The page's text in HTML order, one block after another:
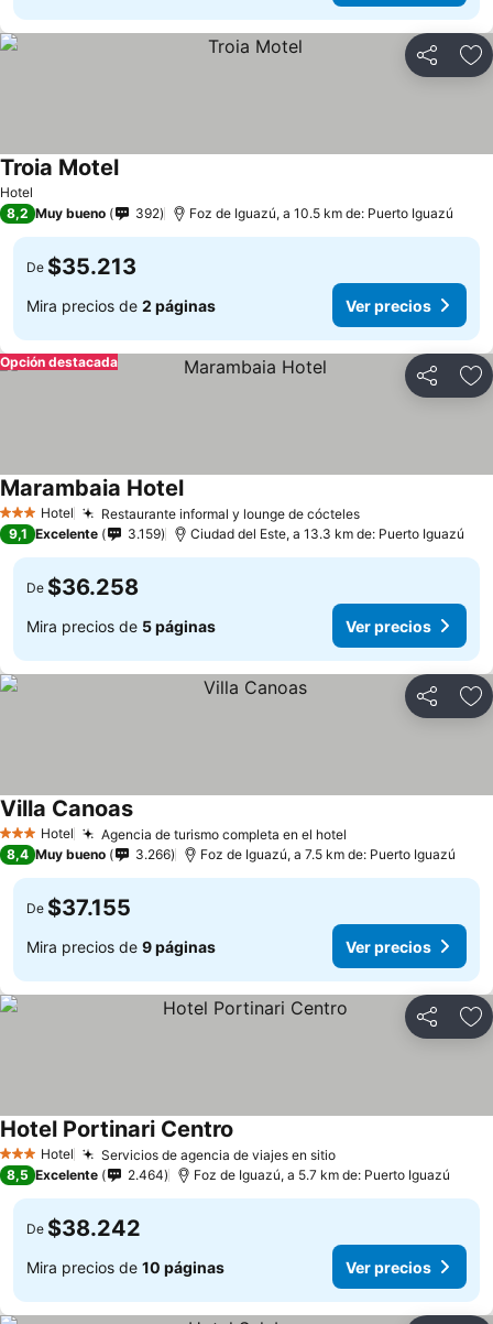
Compartir
Hotel
Troia Motel
8,2 Muy bueno 392 Foz de Iguazú, a 10.5 km de: Puerto Iguazú
De $35.213
Mira precios de 2 páginas Ver precios
Compartir
Opción destacada
3 Estrellas
Hotel Restaurante informal y lounge de cócteles
Marambaia Hotel
9,1 Excelente 3.159 Ciudad del Este, a 13.3 km de: Puerto Iguazú
De $36.258
Mira precios de 5 páginas Ver precios
Compartir
3 Estrellas
Hotel Agencia de turismo completa en el hotel
Villa Canoas
8,4 Muy bueno 3.266 Foz de Iguazú, a 7.5 km de: Puerto Iguazú
De $37.155
Mira precios de 9 páginas Ver precios
Compartir
3 Estrellas
Hotel Servicios de agencia de viajes en sitio
Hotel Portinari Centro
8,5 Excelente 2.464 Foz de Iguazú, a 5.7 km de: Puerto Iguazú
De $38.242
Mira precios de 10 páginas Ver precios